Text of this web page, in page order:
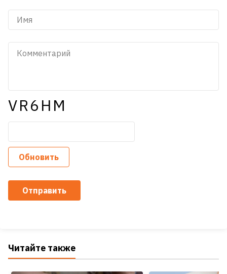
VR6HM
Обновить
Отправить
Читайте также